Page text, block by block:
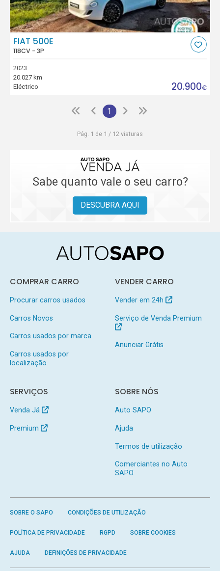
FIAT 500E
118CV - 3P
2023
20.027 km
Eléctrico
20.900€
1
Pág. 1 de 1 / 12 viaturas
Sabe quanto vale o seu carro?
DESCUBRA AQUI
COMPRAR CARRO
Procurar carros usados
Carros Novos
Carros usados por marca
Carros usados por
localização
VENDER CARRO
Vender em 24h
Serviço de Venda Premium
Anunciar Grátis
SERVIÇOS
Venda Já
Premium
SOBRE NÓS
Auto SAPO
Ajuda
Termos de utilização
Comerciantes no Auto
SAPO
SOBRE O SAPO CONDIÇÕES DE UTILIZAÇÃO
POLÍTICA DE PRIVACIDADE RGPD SOBRE COOKIES
AJUDA DEFINIÇÕES DE PRIVACIDADE